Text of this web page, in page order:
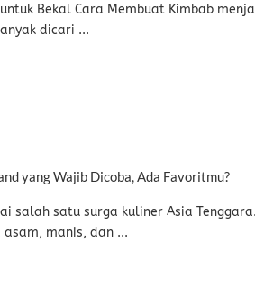
Bekal Cara Membuat Kimbab
dicari ...
yang Wajib Dicoba, Ada Favoritmu?
salah satu surga kuliner Asia Tenggara.
manis, dan ...